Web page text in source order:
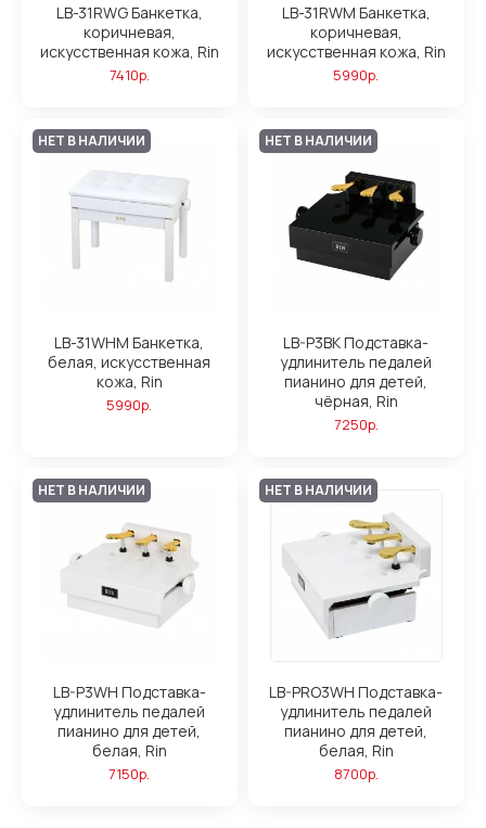
LB-31RWG Банкетка,
коричневая,
искусственная кожа, Rin
7410р.
LB-31RWM Банкетка,
коричневая,
искусственная кожа, Rin
5990р.
НЕТ В НАЛИЧИИ
LB-31WHM Банкетка,
белая, искусственная
кожа, Rin
5990р.
НЕТ В НАЛИЧИИ
LB-P3BK Подставка-
удлинитель педалей
пианино для детей,
чёрная, Rin
7250р.
НЕТ В НАЛИЧИИ
LB-P3WH Подставка-
удлинитель педалей
пианино для детей,
белая, Rin
7150р.
НЕТ В НАЛИЧИИ
LB-PRO3WH Подставка-
удлинитель педалей
пианино для детей,
белая, Rin
8700р.